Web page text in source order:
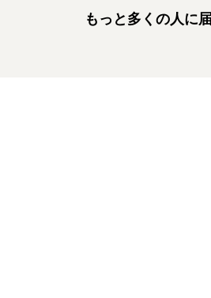
もっと多くの人に